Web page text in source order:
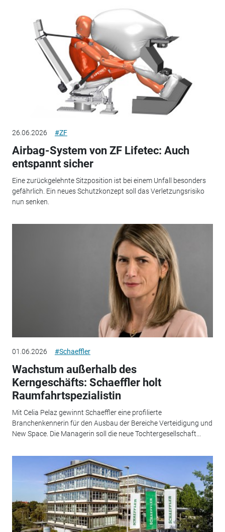
26.06.2026 #ZF
Airbag-System von ZF Lifetec: Auch
entspannt sicher
Eine zurückgelehnte Sitzposition ist bei einem Unfall besonders
gefährlich. Ein neues Schutzkonzept soll das Verletzungsrisiko
nun senken.
01.06.2026 #Schaeffler
Wachstum außerhalb des
Kerngeschäfts: Schaeffler holt
Raumfahrtspezialistin
Mit Celia Pelaz gewinnt Schaeffler eine profilierte
Branchenkennerin für den Ausbau der Bereiche Verteidigung und
New Space. Die Managerin soll die neue Tochtergesellschaft...